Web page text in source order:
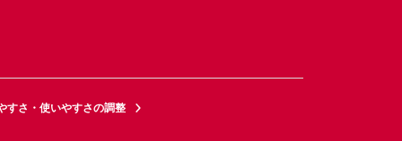
すさ・使いやすさの調整